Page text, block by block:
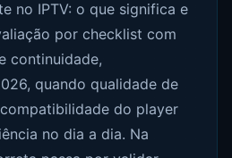
no IPTV: o que significa e
por checklist com
continuidade,
quando qualidade de
do player
no dia a dia. Na